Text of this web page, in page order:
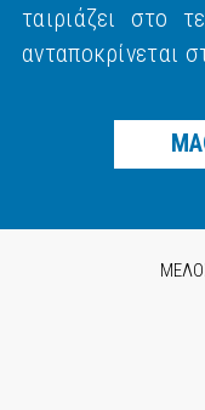
ταιριάζει στο
ανταποκρίνεται